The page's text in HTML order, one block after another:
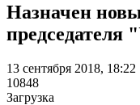
Назначен
председателя
13 сентября 2018, 18:22
10848
Загрузка